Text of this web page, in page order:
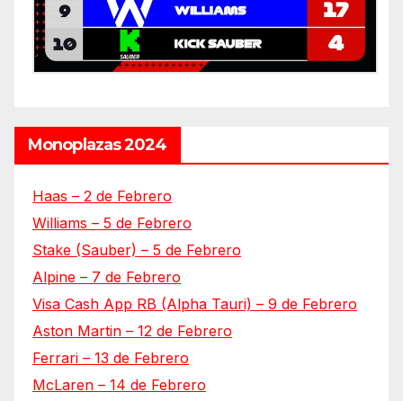
Monoplazas 2024
Haas – 2 de Febrero
Williams – 5 de Febrero
Stake (Sauber) – 5 de Febrero
Alpine – 7 de Febrero
Visa Cash App RB (Alpha Tauri) – 9 de Febrero
Aston Martin – 12 de Febrero
Ferrari – 13 de Febrero
McLaren – 14 de Febrero